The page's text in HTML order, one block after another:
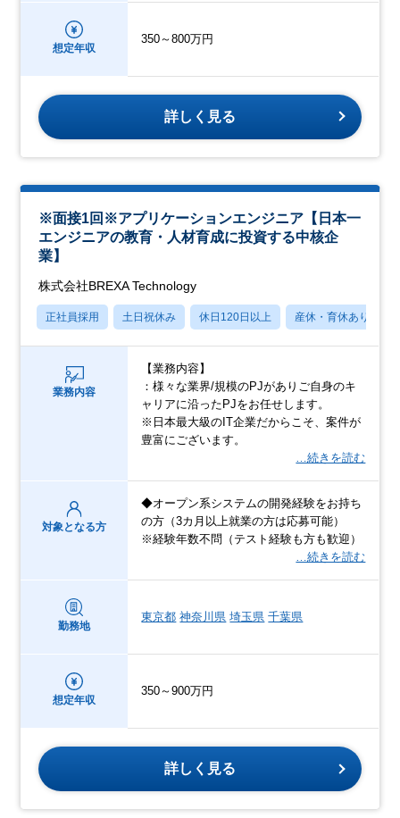
想定年収
350～800万円
詳しく見る
※面接1回※アプリケーションエンジニア【日本一
エンジニアの教育・人材育成に投資する中核企
業】
株式会社BREXA Technology
正社員採用 土日祝休み 休日120日以上 産休・育休あり
業務内容
【業務内容】
：様々な業界/規模のPJがありご自身のキ
ャリアに沿ったPJをお任せします。
※日本最大級のIT企業だからこそ、案件が
豊富にございます。
…続きを読む
対象となる方
◆オープン系システムの開発経験をお持ち
の方（3カ月以上就業の方は応募可能）
※経験年数不問（テスト経験も方も歓迎）
…続きを読む
勤務地
東京都 神奈川県 埼玉県 千葉県
想定年収
350～900万円
詳しく見る